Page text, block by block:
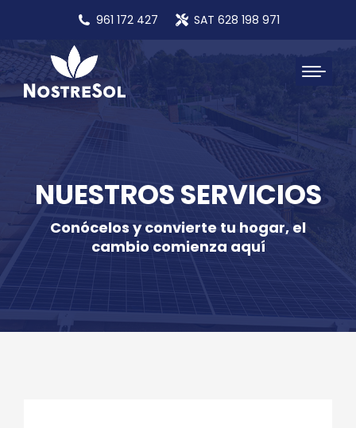
961 172 427 SAT 628 198 971
NUESTROS SERVICIOS
Conócelos y convierte tu hogar, el
cambio comienza aquí